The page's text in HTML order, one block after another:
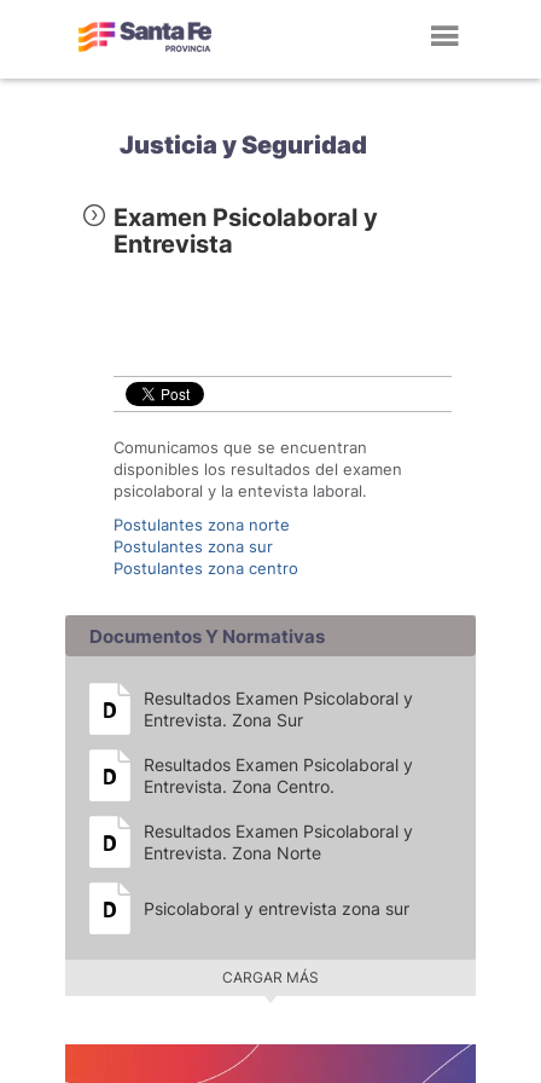
Justicia y Seguridad
Examen Psicolaboral y
Entrevista
Comunicamos que se encuentran
disponibles los resultados del examen
psicolaboral y la entevista laboral.
Postulantes zona norte
Postulantes zona sur
Postulantes zona centro
Documentos Y Normativas
Resultados Examen Psicolaboral y
Entrevista. Zona Sur
Resultados Examen Psicolaboral y
Entrevista. Zona Centro.
Resultados Examen Psicolaboral y
Entrevista. Zona Norte
Psicolaboral y entrevista zona sur
CARGAR MÁS